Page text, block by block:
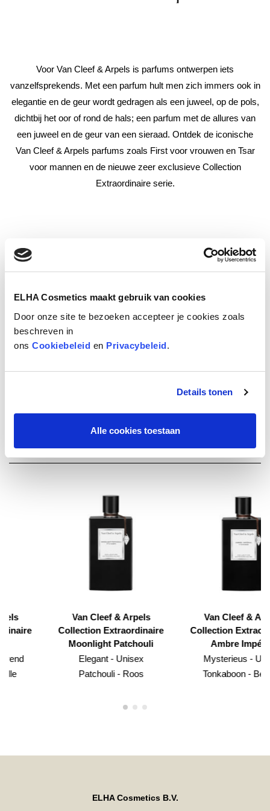
ELHA Cosmetics maakt gebruik van cookies
Door onze site te bezoeken accepteer je cookies zoals
beschreven in
ons Cookiebeleid en Privacybeleid.
Details tonen
Alle cookies toestaan
Voor Van Cleef & Arpels is parfums ontwerpen iets
vanzelfsprekends. Met een parfum hult men zich immers ook in
elegantie en de geur wordt gedragen als een juweel, op de pols,
dichtbij het oor of rond de hals; een parfum met de allures van
een juweel en de geur van een sieraad. Ontdek de iconische
Van Cleef & Arpels parfums zoals First voor vrouwen en Tsar
voor mannen en de nieuwe zeer exclusieve Collection
Extraordinaire serie.
ONTDEK ALLE COLLECTION EXTRAORDINAIRE
ASSORTIMENT
Van Cleef & Arpels
Collection Extraordinaire
Moonlight Patchouli
Elegant - Unisex
Patchouli - Roos
Van Cleef & Arpels
Collection Extraordinaire
Ambre Impérial
Mysterieus - Unisex
Tonkaboon - Benzoë
ELHA Cosmetics B.V.